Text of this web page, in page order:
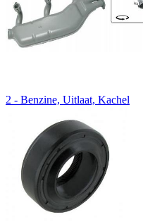
2 - Benzine, Uitlaat, Kachel